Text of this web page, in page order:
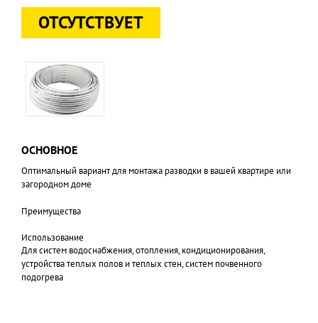
ОТСУТСТВУЕТ
ОСНОВНОЕ
Оптимальный вариант для монтажа разводки в вашей квартире или
загородном доме
Преимущества
Использование
Для систем водоснабжения, отопления, кондиционирования,
устройства теплых полов и теплых стен, систем почвенного
подогрева